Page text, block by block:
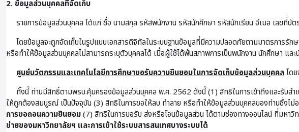
2. ข้อมูลส่วนบุคคลที่จัดเก็บ
รายการข้อมูลส่วนบุคคล ได้แก่ ชื่อ นามสกุล รหัสพนักงาน รหัสนักศึกษา รหัสนักเรียน อีเมล เลขที่บั
โดยข้อมูลจะถูกจัดเก็บในรูปแบบเอกสารดิจิทัลในระบบฐานข้อมูลที่มีความปลอดภัยตามมาตรการรัก
หรือทำให้ข้อมูลส่วนบุคคลไม่สามารถระบุตัวบุคคลได้ เมื่อผู้ใช้ได้พ้นสภาพการเป็นพนักงาน นักศึกษา และนั
ศูนย์นวัตกรรมและเทคโนโลยีการศึกษาขอรับความยินยอมในการจัดเก็บข้อมูลส่วนบุคคลโด
ทั้งนี้ ท่านมีสิทธิ์ตามพรบ.คุ้มครองข้อมูลส่วนบุคคล พ.ศ. 2562 ดังนี้ (1) สิทธิในการเข้าถึงและรับสำ
ให้ถูกต้องสมบูรณ์ เป็นปัจจุบัน (3) สิทธิในการขอให้ลบ ทำลาย หรือทำให้ข้อมูลส่วนบุคคลของท่านซึ่งไ
การขอถอนความยินยอม(7) สิทธิในการขอรับ ส่งหรือโอนข้อมูลส่วน ได้ตามช่องทางออนไลน์ ที่มหาวิ
ข่ายของมหาวิทยาลัยฯ และการเข้าใช้ระบบสารสนเทศบางระบบได้